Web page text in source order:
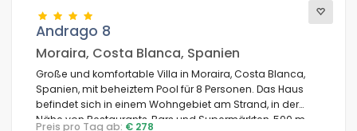
Andrago 8
Moraira, Costa Blanca, Spanien
Große und komfortable Villa in Moraira, Costa Blanca,
Spanien, mit beheiztem Pool für 8 Personen. Das Haus
befindet sich in einem Wohngebiet am Strand, in der
Nähe von Restaurants, Bars und Supermärkten, 500 m
Preis pro Tag ab: € 278